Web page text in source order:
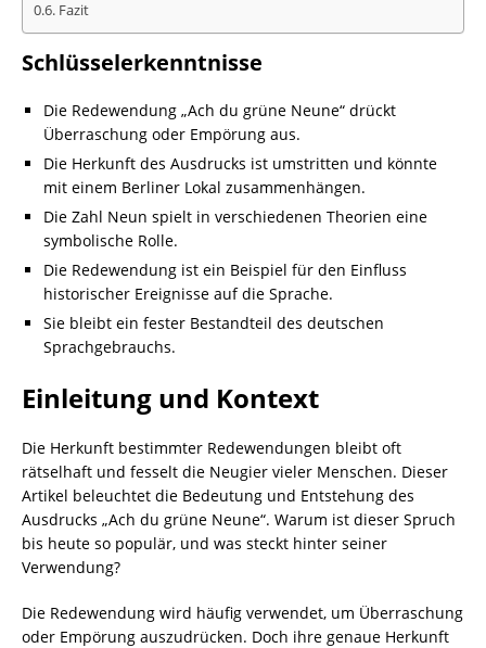
Fazit
Schlüsselerkenntnisse
Die Redewendung „Ach du grüne Neune“ drückt
Überraschung oder Empörung aus.
Die Herkunft des Ausdrucks ist umstritten und könnte
mit einem Berliner Lokal zusammenhängen.
Die Zahl Neun spielt in verschiedenen Theorien eine
symbolische Rolle.
Die Redewendung ist ein Beispiel für den Einfluss
historischer Ereignisse auf die Sprache.
Sie bleibt ein fester Bestandteil des deutschen
Sprachgebrauchs.
Einleitung und Kontext
Die Herkunft bestimmter Redewendungen bleibt oft
rätselhaft und fesselt die Neugier vieler Menschen. Dieser
Artikel beleuchtet die Bedeutung und Entstehung des
Ausdrucks „Ach du grüne Neune“. Warum ist dieser Spruch
bis heute so populär, und was steckt hinter seiner
Verwendung?
Die Redewendung wird häufig verwendet, um Überraschung
oder Empörung auszudrücken. Doch ihre genaue Herkunft